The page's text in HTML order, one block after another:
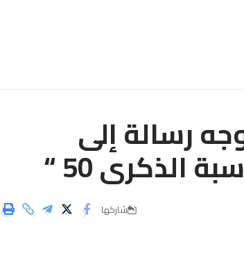
رسالة إلى
الذكرى 50 “
شاركها